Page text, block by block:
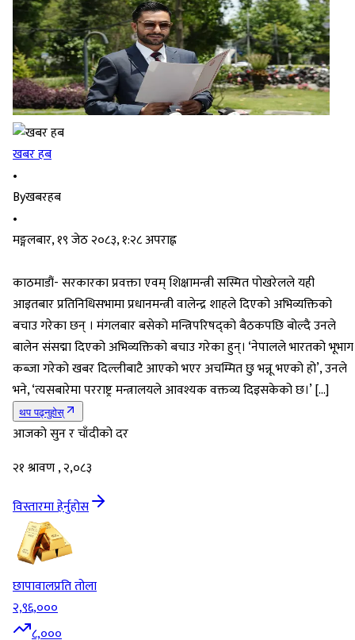
खबर हब
•
Byखबरहब
•
मङ्गलबार, १९ जेठ २०८३, १:२८ अपराह्न
काठमाडौं- सरकारका प्रवक्ता एवम् शिक्षामन्त्री सस्मित पोखरेलले यही
आइतबार प्रतिनिधिसभामा प्रधानमन्त्री वालेन्द्र शाहले दिएको अभिव्यक्तिको
बचाउ गरेका छन् । मंगलबार बसेको मन्त्रिपरिषद्को बैठकपछि बोल्दै उनले
बालेन संसद्मा दिएको अभिव्यक्तिको बचाउ गरेका हुन्। ‘नेपालले भारतको भूभाग
कब्जा गरेको खबर दिल्लीबाटै आएको भएर अचम्मित छु भन्नू भएको हो’, उनले
भने, ‘त्यसबारेमा परराष्ट्र मन्त्रालयले आवश्यक वक्तव्य दिइसकेको छ।’ […]
थप पढ्नुहोस्
आजको सुन र चाँदीको दर
२१ श्रावण , २,०८३
विस्तारमा हेर्नुहोस
छापावालप्रति तोला
२,९६,०००
८,०००